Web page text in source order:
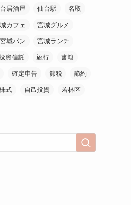
居酒屋 仙台駅 名取
カフェ 宮城グルメ
宮城パン 宮城ランチ
資信託 旅行 書籍
確定申告 節税 節約
式 自己投資 若林区